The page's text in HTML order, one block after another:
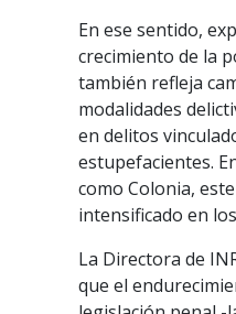
En ese sentido,
crecimiento de la
también refleja
modalidades
en delitos
estupefacientes.
como Colonia,
intensificado en
La Directora de
que el